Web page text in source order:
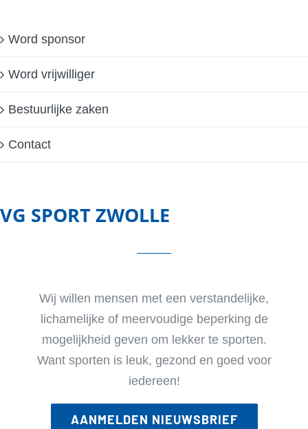
Word sponsor
Word vrijwilliger
Bestuurlijke zaken
Contact
VG SPORT ZWOLLE
Wij willen mensen met een verstandelijke,
lichamelijke of meervoudige beperking de
mogelijkheid geven om lekker te sporten.
Want sporten is leuk, gezond en goed voor
iedereen!
AANMELDEN NIEUWSBRIEF